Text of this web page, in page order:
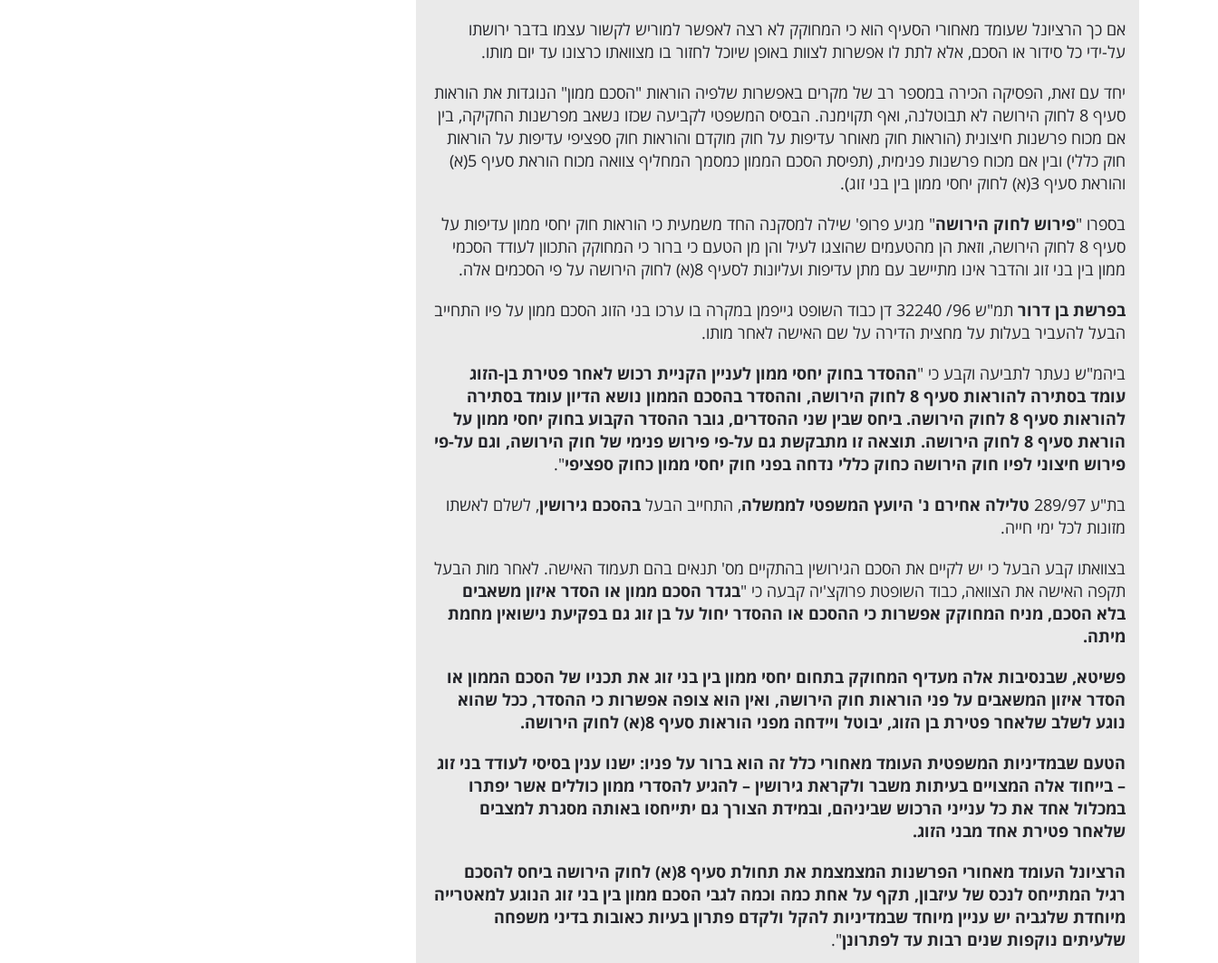
אם כך הרציונל שעומד מאחורי הסעיף הוא כי המחוקק לא רצה לאפשר למוריש לקשור עצמו בדבר ירושתו
על-ידי כל סידור או הסכם, אלא לתת לו אפשרות לצוות באופן שיוכל לחזור בו מצוואתו כרצונו עד יום מותו.
יחד עם זאת, הפסיקה הכירה במספר רב של מקרים באפשרות שלפיה הוראות "הסכם ממון" הנוגדות את הוראות
סעיף 8 לחוק הירושה לא תבוטלנה, ואף תקוימנה. הבסיס המשפטי לקביעה שכזו נשאב מפרשנות החקיקה, בין
אם מכוח פרשנות חיצונית (הוראות חוק מאוחר עדיפות על חוק מוקדם והוראות חוק ספציפי עדיפות על הוראות
חוק כללי) ובין אם מכוח פרשנות פנימית, (תפיסת הסכם הממון כמסמך המחליף צוואה מכוח הוראת סעיף 5(א)
והוראת סעיף 3(א) לחוק יחסי ממון בין בני זוג).
בספרו "פירוש לחוק הירושה" מגיע פרופ' שילה למסקנה החד משמעית כי הוראות חוק יחסי ממון עדיפות על
סעיף 8 לחוק הירושה, וזאת הן מהטעמים שהוצגו לעיל והן מן הטעם כי ברור כי המחוקק התכוון לעודד הסכמי
ממון בין בני זוג והדבר אינו מתיישב עם מתן עדיפות ועליונות לסעיף 8(א) לחוק הירושה על פי הסכמים אלה.
בפרשת בן דרור
תמ"ש 96/ 32240 דן כבוד השופט גייפמן במקרה בו ערכו בני הזוג הסכם ממון על פיו התחייב
הבעל להעביר בעלות על מחצית הדירה על שם האישה לאחר מותו.
ביהמ"ש נעתר לתביעה וקבע כי "ההסדר בחוק יחסי ממון לעניין הקניית רכוש לאחר פטירת בן-הזוג
עומד בסתירה להוראות סעיף 8 לחוק הירושה, וההסדר בהסכם הממון נושא הדיון עומד בסתירה
להוראות סעיף 8 לחוק הירושה. ביחס שבין שני ההסדרים, גובר ההסדר הקבוע בחוק יחסי ממון על
הוראת סעיף 8 לחוק הירושה. תוצאה זו מתבקשת גם על-פי פירוש פנימי של חוק הירושה, וגם על-פי
פירוש חיצוני לפיו חוק הירושה כחוק כללי נדחה בפני חוק יחסי ממון כחוק ספציפי".
בת"ע 289/97
טלילה אחירם נ' היועץ המשפטי לממשלה, התחייב הבעל בהסכם גירושין, לשלם לאשתו
מזונות לכל ימי חייה.
בצוואתו קבע הבעל כי יש לקיים את הסכם הגירושין בהתקיים מס' תנאים בהם תעמוד האישה. לאחר מות הבעל
תקפה האישה את הצוואה, כבוד השופטת פרוקצ'יה קבעה כי "בגדר הסכם ממון או הסדר איזון משאבים
בלא הסכם, מניח המחוקק אפשרות כי ההסכם או ההסדר יחול על בן זוג גם בפקיעת נישואין מחמת
מיתה.
פשיטא, שבנסיבות אלה מעדיף המחוקק בתחום יחסי ממון בין בני זוג את תכניו של הסכם הממון או
הסדר איזון המשאבים על פני הוראות חוק הירושה, ואין הוא צופה אפשרות כי ההסדר, ככל שהוא
נוגע לשלב שלאחר פטירת בן הזוג, יבוטל ויידחה מפני הוראות סעיף 8(א) לחוק הירושה.
הטעם שבמדיניות המשפטית העומד מאחורי כלל זה הוא ברור על פניו: ישנו ענין בסיסי לעודד בני זוג
– בייחוד אלה המצויים בעיתות משבר ולקראת גירושין – להגיע להסדרי ממון כוללים אשר יפתרו
במכלול אחד את כל ענייני הרכוש שביניהם, ובמידת הצורך גם יתייחסו באותה מסגרת למצבים
שלאחר פטירת אחד מבני הזוג.
הרציונל העומד מאחורי הפרשנות המצמצמת את תחולת סעיף 8(א) לחוק הירושה ביחס להסכם
רגיל המתייחס לנכס של עיזבון, תקף על אחת כמה וכמה לגבי הסכם ממון בין בני זוג הנוגע למאטרייה
מיוחדת שלגביה יש עניין מיוחד שבמדיניות להקל ולקדם פתרון בעיות כאובות בדיני משפחה
שלעיתים נוקפות שנים רבות עד לפתרונן".